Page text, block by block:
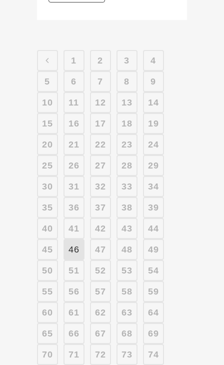
1 2 3 4
5 6 7 8 9
10 11 12 13 14
15 16 17 18 19
20 21 22 23 24
25 26 27 28 29
30 31 32 33 34
35 36 37 38 39
40 41 42 43 44
45 46 47 48 49
50 51 52 53 54
55 56 57 58 59
60 61 62 63 64
65 66 67 68 69
70 71 72 73 74